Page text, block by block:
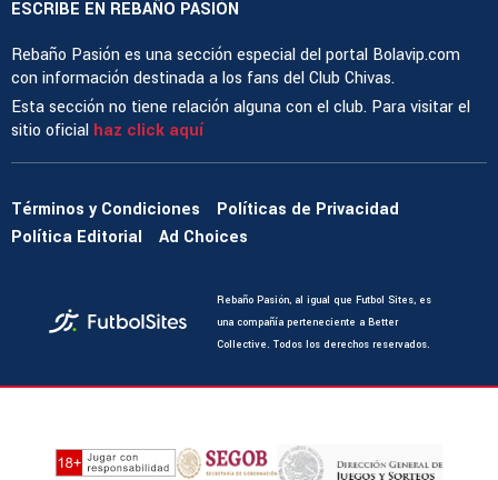
ESCRIBE EN REBAÑO PASIÓN
Rebaño Pasión es una sección especial del portal Bolavip.com
con información destinada a los fans del Club Chivas.
Esta sección no tiene relación alguna con el club. Para visitar el
sitio oficial haz click aquí
Términos y Condiciones
Políticas de Privacidad
Política Editorial
Ad Choices
Rebaño Pasión, al igual que Futbol Sites, es
una compañía perteneciente a Better
Collective. Todos los derechos reservados.